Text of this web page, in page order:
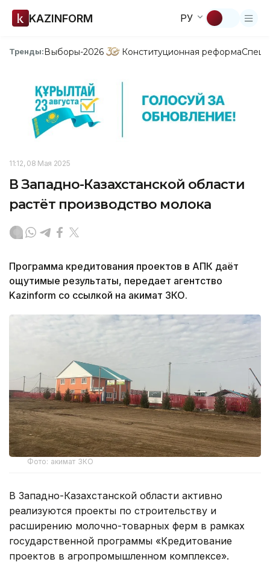
KAZINFORM РУ
Тренды:Выборы-2026 Конституционная реформа
11:12, 08 Мая 2025
В Западно-Казахстанской области
растёт производство молока
Программа кредитования проектов в АПК даёт
ощутимые результаты, передает агентство
Kazinform со ссылкой на акимат ЗКО.
Фото: акимат ЗКО
В Западно-Казахстанской области активно
реализуются проекты по строительству и
расширению молочно-товарных ферм в рамках
государственной программы «Кредитование
проектов в агропромышленном комплексе».